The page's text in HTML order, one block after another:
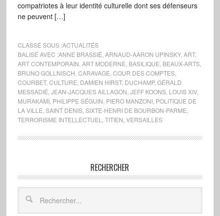
compatriotes à leur identité culturelle dont ses défenseurs
ne peuvent […]
CLASSÉ SOUS :ACTUALITÉS
BALISÉ AVEC :ANNE BRASSIÉ ARNAUD-AARON UPINSKY, ART,
ART CONTEMPORAIN ART MODERNE BASILIQUE BEAUX-ARTS,
BRUNO GOLLNISCH CARAVAGE COUR DES COMPTES,
COURBET, CULTURE DAMIEN HIRST, DUCHAMP, GÉRALD
MESSADIÉ JEAN-JACQUES AILLAGON JEFF KOONS, LOUIS XIV,
MURAKAMI, PHILIPPE SÉGUIN PIERO MANZONI, POLITIQUE DE
LA VILLE SAINT DENIS, SIXTE-HENRI DE BOURBON-PARME
TERRORISME INTELLECTUEL
TITIEN VERSAILLES
RECHERCHER